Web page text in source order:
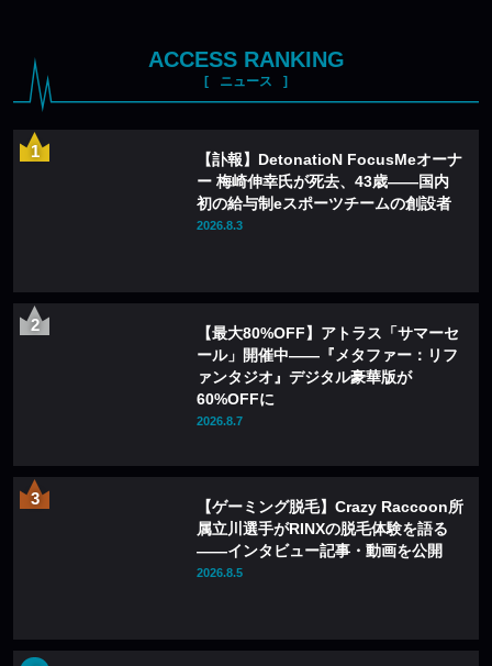
ACCESS RANKING
ニュース
【訃報】DetonatioN FocusMeオーナ
ー 梅崎伸幸氏が死去、43歳——国内
初の給与制eスポーツチームの創設者
2026.8.3
【最大80%OFF】アトラス「サマーセ
ール」開催中——『メタファー：リフ
ァンタジオ』デジタル豪華版が
60%OFFに
2026.8.7
【ゲーミング脱毛】Crazy Raccoon所
属立川選手がRINXの脱毛体験を語る
——インタビュー記事・動画を公開
2026.8.5